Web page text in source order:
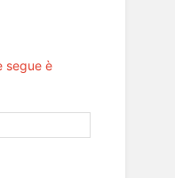
segue è